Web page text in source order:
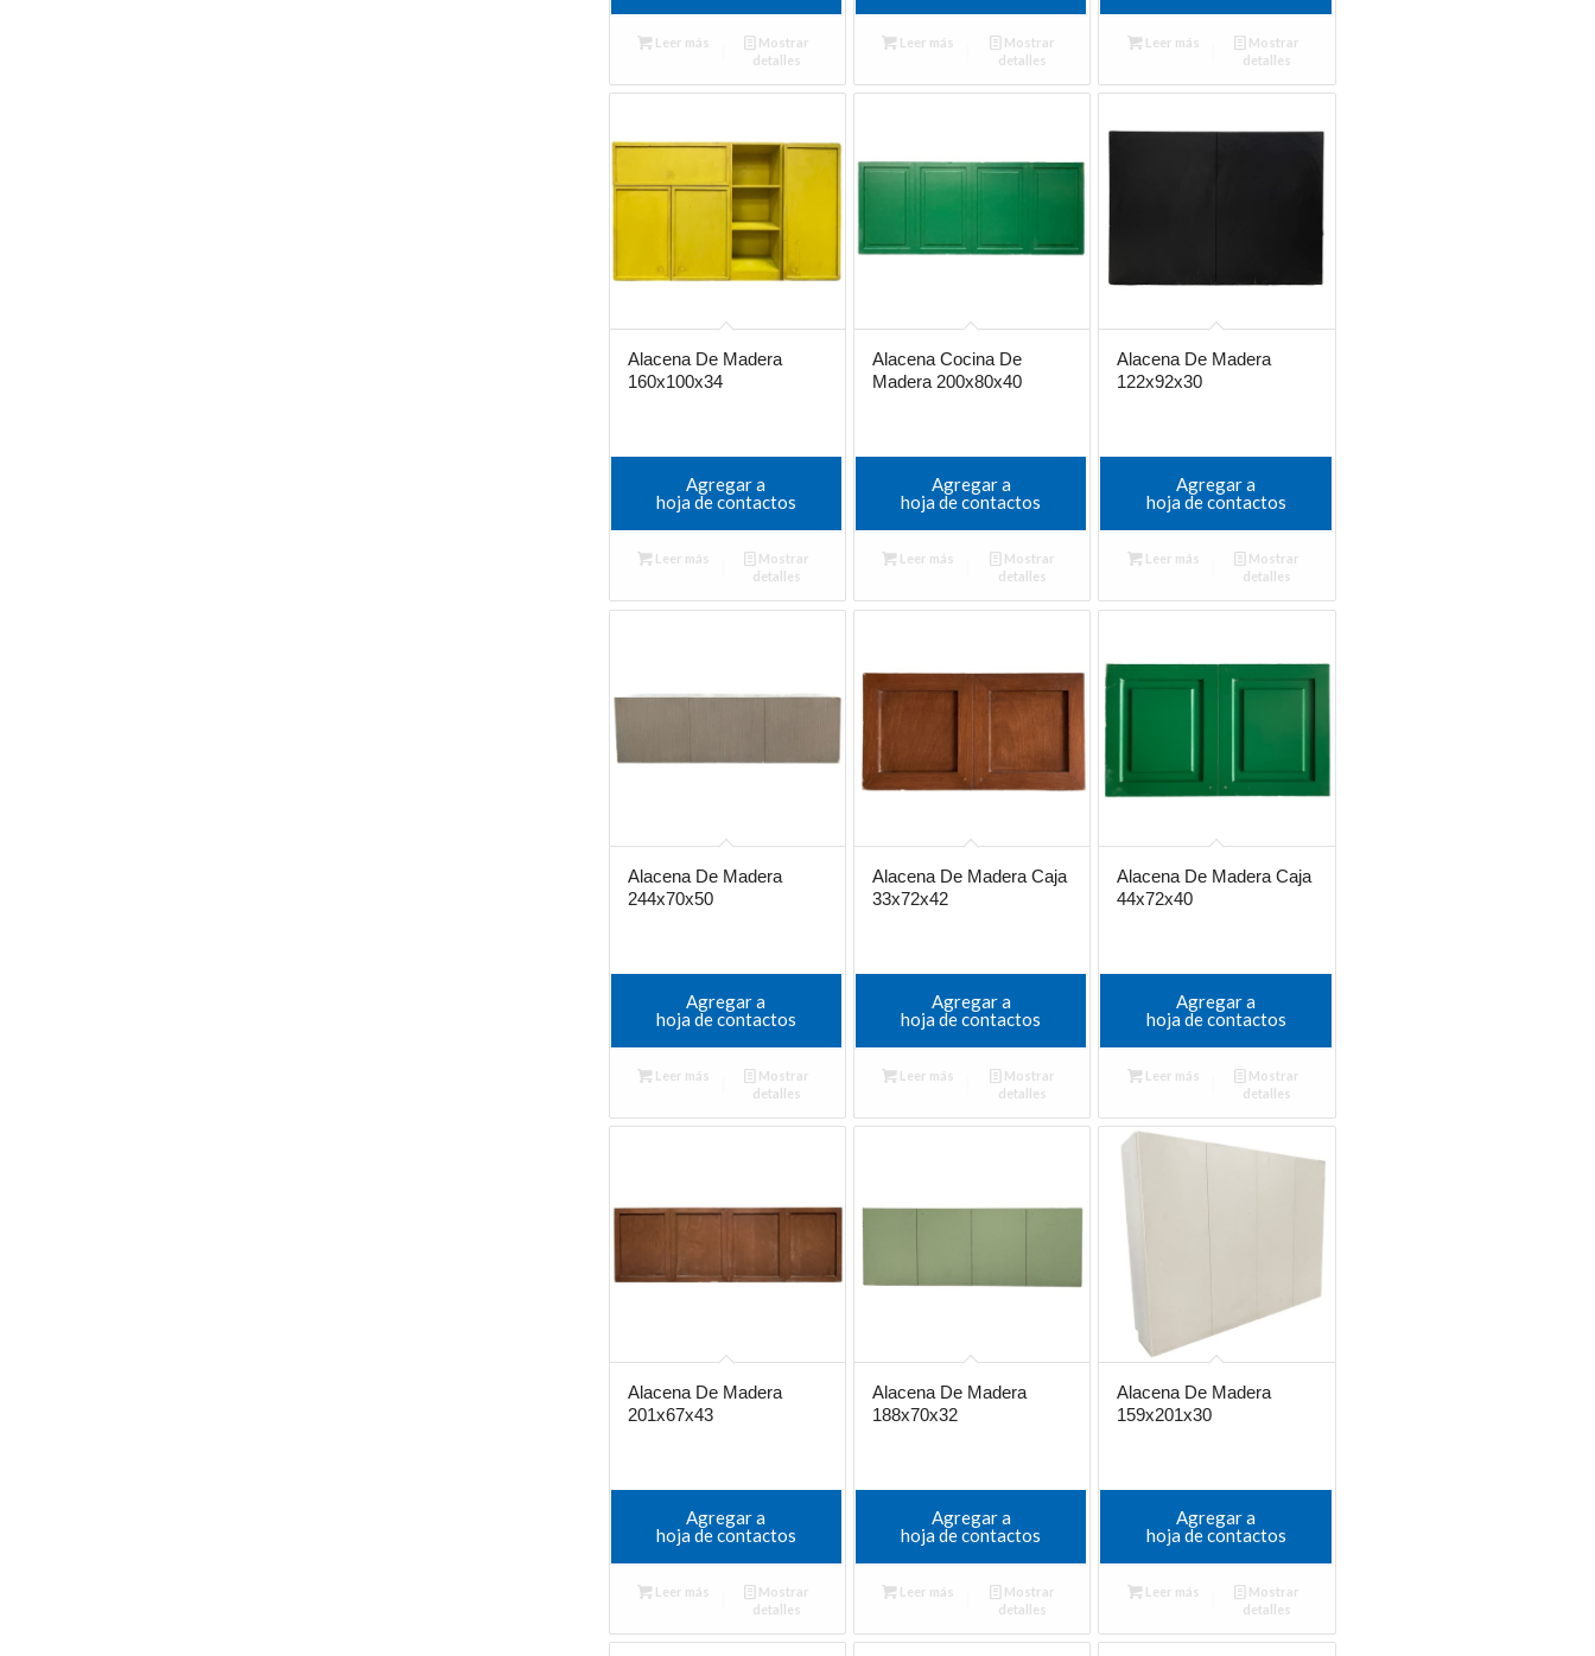
Leer más
Mostrar
detalles
Leer más
Mostrar
detalles
Leer más
Mostrar
detalles
Alacena De Madera
160x100x34
Agregar a
hoja de contactos
Leer más
Mostrar
detalles
Alacena Cocina De
Madera 200x80x40
Agregar a
hoja de contactos
Leer más
Mostrar
detalles
Alacena De Madera
122x92x30
Agregar a
hoja de contactos
Leer más
Mostrar
detalles
Alacena De Madera
244x70x50
Agregar a
hoja de contactos
Leer más
Mostrar
detalles
Alacena De Madera Caja
33x72x42
Agregar a
hoja de contactos
Leer más
Mostrar
detalles
Alacena De Madera Caja
44x72x40
Agregar a
hoja de contactos
Leer más
Mostrar
detalles
Alacena De Madera
201x67x43
Agregar a
hoja de contactos
Leer más
Mostrar
detalles
Alacena De Madera
188x70x32
Agregar a
hoja de contactos
Leer más
Mostrar
detalles
Alacena De Madera
159x201x30
Agregar a
hoja de contactos
Leer más
Mostrar
detalles